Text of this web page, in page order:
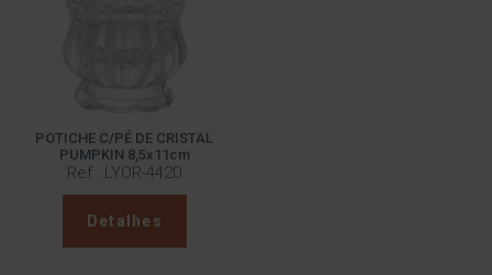
POTICHE C/PÉ DE CRISTAL
PUMPKIN 8,5x11cm
Ref.: LYOR-4420
Detalhes